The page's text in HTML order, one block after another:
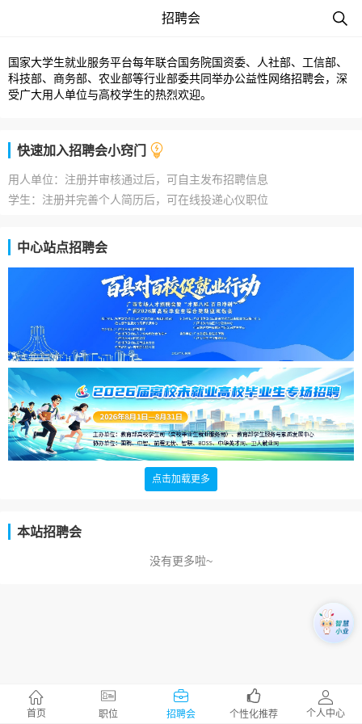
招聘会
国家大学生就业服务平台每年联合国务院国资委、人社部、工信部、
科技部、商务部、农业部等行业部委共同举办公益性网络招聘会，深
受广大用人单位与高校学生的热烈欢迎。
快速加入招聘会小窍门
用人单位：注册并审核通过后，可自主发布招聘信息
学生：注册并完善个人简历后，可在线投递心仪职位
中心站点招聘会
点击加载更多
本站招聘会
没有更多啦~
首页 职位 招聘会 个性化推荐 个人中心